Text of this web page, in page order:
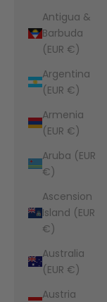
Antigua &
Barbuda
(EUR €)
Argentina
(EUR €)
Armenia
(EUR €)
Aruba (EUR
€)
Ascension
Island (EUR
€)
Australia
(EUR €)
Austria